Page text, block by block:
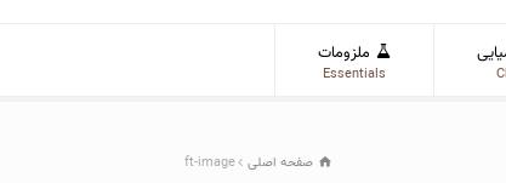
ملزومات
Essentials
صفحه اصلی ft-image